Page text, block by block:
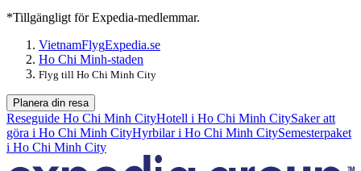
*Tillgängligt för Expedia-medlemmar.
VietnamFlygExpedia.se
Ho Chi Minh-staden
Flyg till Ho Chi Minh City
Planera din resa
Reseguide Ho Chi Minh CityHotell i Ho Chi Minh CitySaker att
göra i Ho Chi Minh CityHyrbilar i Ho Chi Minh CitySemesterpaket
i Ho Chi Minh City